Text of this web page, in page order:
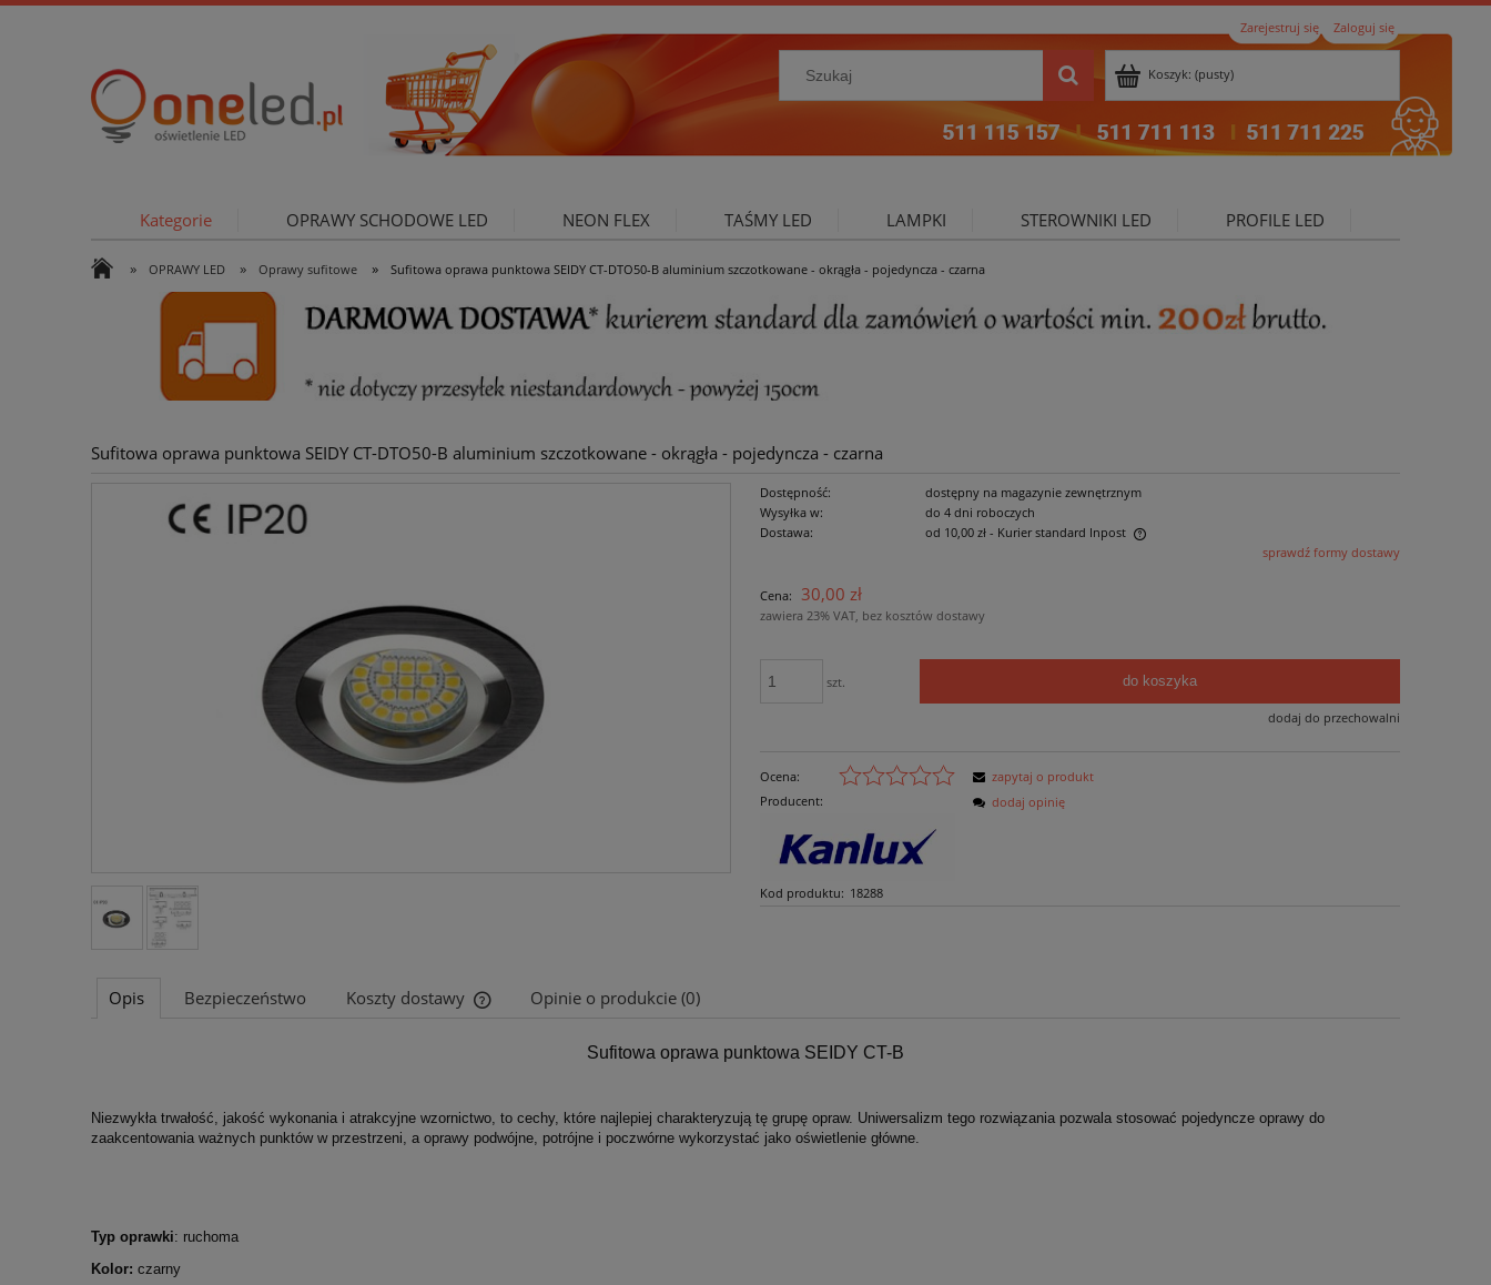
Zarejestruj się Zaloguj się
Koszyk: (pusty)
Kategorie OPRAWY SCHODOWE LED NEON FLEX TAŚMY LED LAMPKI STEROWNIKI LED PROFILE LED
OŚWIETLENIE ZEWNĘTRZNE OŚWIETLENIE DO SALONU
» OPRAWY LED » Oprawy sufitowe » Sufitowa oprawa punktowa SEIDY CT-DTO50-B aluminium szczotkowane - okrągła - pojedyncza - czarna
Sufitowa oprawa punktowa SEIDY CT-DTO50-B aluminium szczotkowane - okrągła - pojedyncza - czarna
Dostępność:
dostępny na magazynie zewnętrznym
Wysyłka w:
do 4 dni roboczych
Dostawa:
od 10,00 zł - Kurier standard Inpost
płatności
sprawdź formy dostawy
Cena: 30,00 zł
zawiera 23% VAT, bez kosztów dostawy
szt. do koszyka
dodaj do przechowalni
Ocena:
Producent:
Kod produktu: 18288
zapytaj o produkt
dodaj opinię
Opis Bezpieczeństwo Koszty dostawy
Cena nie zawiera ewentualnych kosztów
Opinie o produkcie (0)
Sufitowa oprawa punktowa SEIDY CT-B
Niezwykła trwałość, jakość wykonania i atrakcyjne wzornictwo, to cechy, które najlepiej charakteryzują tę grupę opraw. Uniwersalizm tego rozwiązania pozwala stosować pojedyncze oprawy do
zaakcentowania ważnych punktóww przestrzeni, a oprawy podwójne, potrójne i poczwórne wykorzystać jako oświetlenie główne.
Typ oprawki: ruchoma
Kolor: czarny